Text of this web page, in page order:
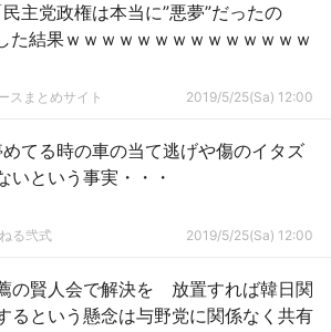
民主党政権は本当に”悪夢”だったの
結果ｗｗｗｗｗｗｗｗｗｗｗｗｗｗ
スまとめサイト 2019/5/25(Sa) 12:00
めてる時の車の当て逃げや傷のイタズ
いという事実・・・
る弐式 2019/5/25(Sa) 12:00
の賢人会で解決を 放置すれば韓日関
るという懸念は与野党に関係なく共有